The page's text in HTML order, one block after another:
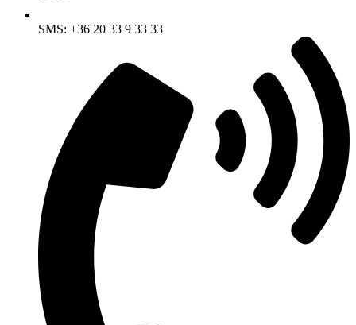
SMS: +36 20 33 9 33 33